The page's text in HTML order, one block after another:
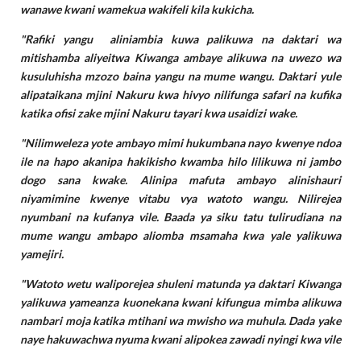
wanawe kwani wamekua wakifeli kila kukicha.
"Rafiki yangu aliniambia kuwa palikuwa na daktari wa
mitishamba aliyeitwa Kiwanga ambaye alikuwa na uwezo wa
kusuluhisha mzozo baina yangu na mume wangu. Daktari yule
alipataikana mjini Nakuru kwa hivyo nilifunga safari na kufika
katika ofisi zake mjini Nakuru tayari kwa usaidizi wake.
"Nilimweleza yote ambayo mimi hukumbana nayo kwenye ndoa
ile na hapo akanipa hakikisho kwamba hilo lilikuwa ni jambo
dogo sana kwake. Alinipa mafuta ambayo alinishauri
niyamimine kwenye vitabu vya watoto wangu. Nilirejea
nyumbani na kufanya vile. Baada ya siku tatu tulirudiana na
mume wangu ambapo aliomba msamaha kwa yale yalikuwa
yamejiri.
"Watoto wetu waliporejea shuleni matunda ya daktari Kiwanga
yalikuwa yameanza kuonekana kwani kifungua mimba alikuwa
nambari moja katika mtihani wa mwisho wa muhula. Dada yake
naye hakuwachwa nyuma kwani alipokea zawadi nyingi kwa vile